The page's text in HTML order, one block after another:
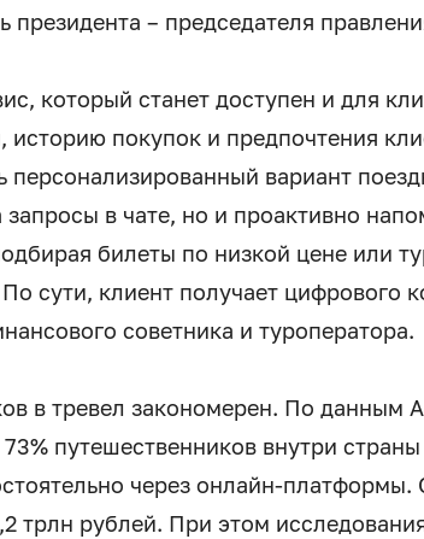
президента – председателя
который станет доступен и для
историю покупок и предпочтения
персонализированный вариант
запросы в чате, но и проактивно
билеты по низкой цене или
сути, клиент получает цифрового
советника и туроператора.
в тревел закономерен. По данным
73% путешественников внутри
через онлайн-
трлн рублей. При этом